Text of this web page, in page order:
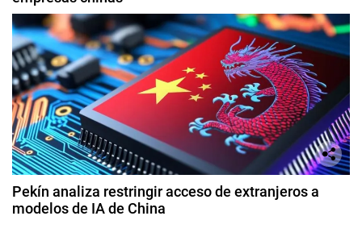
Pekín analiza restringir acceso de extranjeros a
modelos de IA de China